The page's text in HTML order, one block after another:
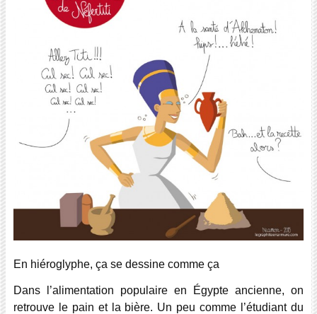
En hiéroglyphe, ça se dessine comme ça
Dans l’alimentation populaire en Égypte ancienne, on
retrouve le pain et la bière. Un peu comme l’étudiant du